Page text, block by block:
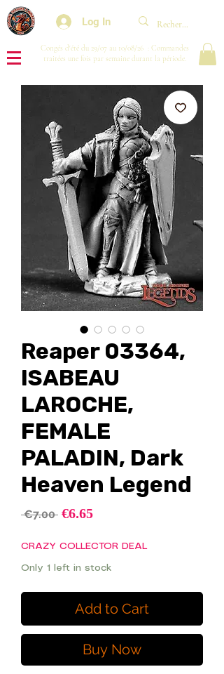
Log In
Congés d'été du 29/07 au 10/08/26 : Commandes
traitées une fois par semaine durant la période.
Reaper 03364,
ISABEAU
LAROCHE,
FEMALE
PALADIN, Dark
Heaven Legend
€7.00 Regular
€6.65
CRAZY COLLECTOR DEAL
Only 1 left in stock
Add to Cart
Buy Now